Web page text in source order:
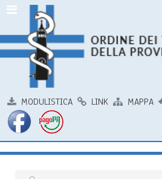
MODULISTICA LINK MAPPA